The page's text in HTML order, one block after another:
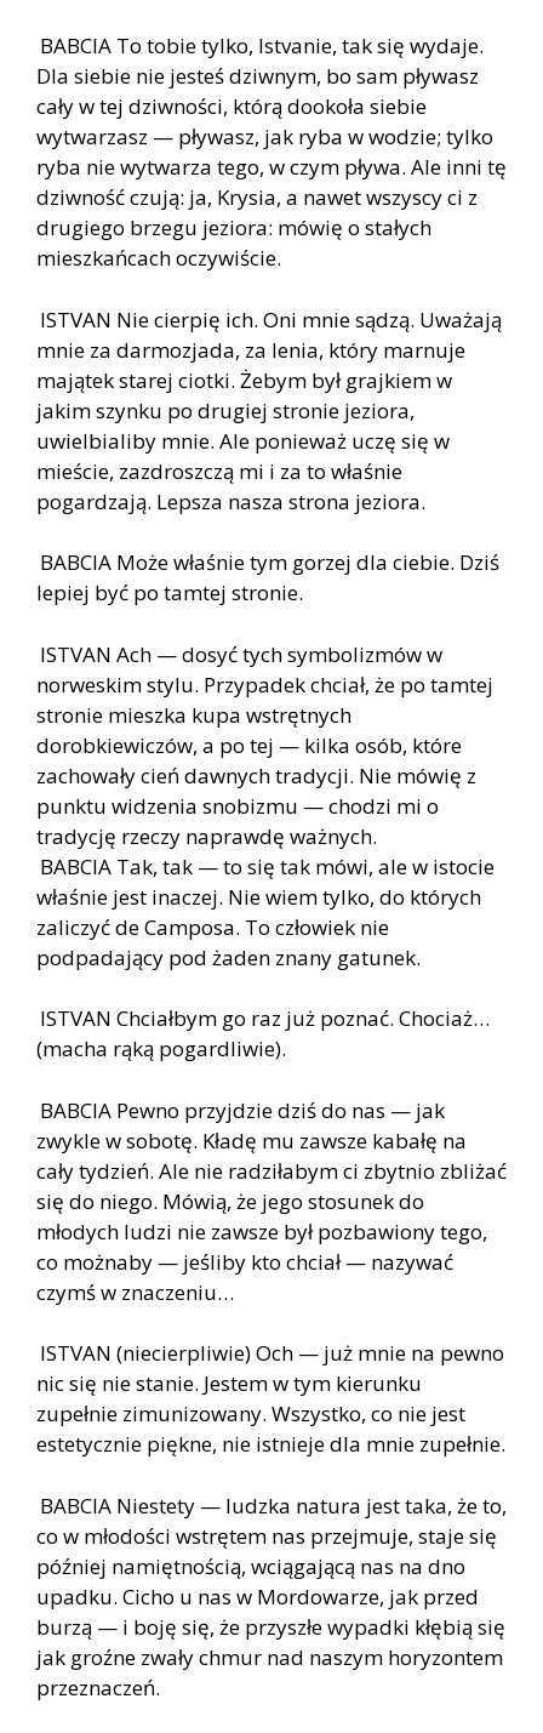
BABCIA To tobie tylko, Istvanie, tak się wydaje.
Dla siebie nie jesteś dziwnym, bo sam pływasz
cały w tej dziwności, którą dookoła siebie
wytwarzasz — pływasz, jak ryba w wodzie; tylko
ryba nie wytwarza tego, w czym pływa. Ale inni tę
dziwność czują: ja, Krysia, a nawet wszyscy ci z
drugiego brzegu jeziora: mówię o stałych
mieszkańcach oczywiście.
ISTVAN Nie cierpię ich. Oni mnie sądzą. Uważają
mnie za darmozjada, za lenia, który marnuje
majątek starej ciotki. Żebym był grajkiem w
jakim szynku po drugiej stronie jeziora,
uwielbialiby mnie. Ale ponieważ uczę się w
mieście, zazdroszczą mi i za to właśnie
pogardzają. Lepsza nasza strona jeziora.
BABCIA Może właśnie tym gorzej dla ciebie. Dziś
lepiej być po tamtej stronie.
ISTVAN Ach — dosyć tych symbolizmów w
norweskim stylu. Przypadek chciał, że po tamtej
stronie mieszka kupa wstrętnych
dorobkiewiczów, a po tej — kilka osób, które
zachowały cień dawnych tradycji. Nie mówię z
punktu widzenia snobizmu — chodzi mi o
tradycję rzeczy naprawdę ważnych.
BABCIA Tak, tak — to się tak mówi, ale w istocie
właśnie jest inaczej. Nie wiem tylko, do których
zaliczyć de Camposa. To człowiek nie
podpadający pod żaden znany gatunek.
ISTVAN Chciałbym go raz już poznać. Chociaż…
(macha rąką pogardliwie).
BABCIA Pewno przyjdzie dziś do nas — jak
zwykle w sobotę. Kładę mu zawsze kabałę na
cały tydzień. Ale nie radziłabym ci zbytnio zbliżać
się do niego. Mówią, że jego stosunek do
młodych ludzi nie zawsze był pozbawiony tego,
co możnaby — jeśliby kto chciał — nazywać
czymś w znaczeniu…
ISTVAN (niecierpliwie) Och — już mnie na pewno
nic się nie stanie. Jestem w tym kierunku
zupełnie zimunizowany. Wszystko, co nie jest
estetycznie piękne, nie istnieje dla mnie zupełnie.
BABCIA Niestety — ludzka natura jest taka, że to,
co w młodości wstrętem nas przejmuje, staje się
później namiętnością, wciągającą nas na dno
upadku. Cicho u nas w Mordowarze, jak przed
burzą — i boję się, że przyszłe wypadki kłębią się
jak groźne zwały chmur nad naszym horyzontem
przeznaczeń.